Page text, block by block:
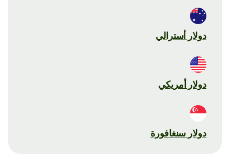
دولار أسترالي
دولار أمريكي
دولار سنغافورة